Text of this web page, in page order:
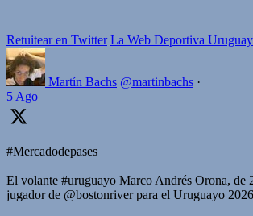
Retuitear en Twitter La Web Deportiva
Martín Bachs @martinbachs ·
5 Ago
#Mercadodepases
El volante #uruguayo Marco Andrés Orona, de
jugador de @bostonriver para el Uruguayo